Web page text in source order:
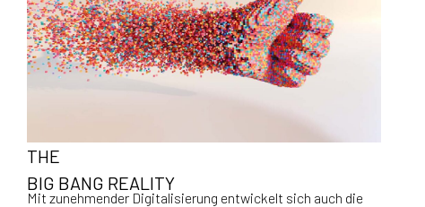
THE
BIG BANG REALITY
Mit zunehmender Digitalisierung entwickelt sich auch die